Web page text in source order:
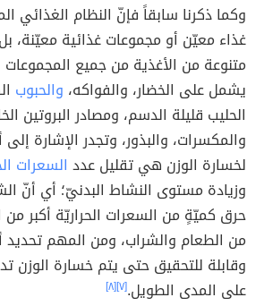
وكما ذكرنا سابقاً فإنّ النظام الغذائي
غذاء معيّن أو مجموعات غذائية معيّنة،
متنوعة من الأغذية من جميع المجموعات
يشمل على الخضار، والفواكه، والحبوب
الحليب قليلة الدسم، ومصادر البروتين
والمكسرات، والبذور، وتجدر الإشارة
لخسارة الوزن هي تقليل عدد السعرات
وزيادة مستوى النشاط البدنيّ؛ أي أنّ
حرق كميّةٍ من السعرات الحراريّة أكبر
من الطعام والشراب، ومن المهم
وقابلة للتحقيق حتى يتم خسارة الوزن
على المدى الطويل.[٧] [٨]